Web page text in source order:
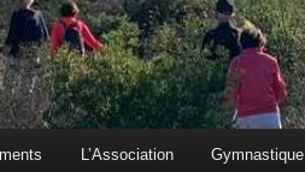
L’Association Gymnastique